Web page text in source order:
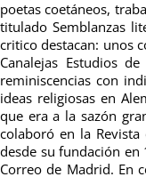
poetas coetáneos,
titulado Semblanzas
critico destacan: unos
Canalejas Estudios
reminiscencias con
ideas religiosas en
que era a la sazón
colaboró en la Revista
desde su fundación en
Correo de Madrid. En